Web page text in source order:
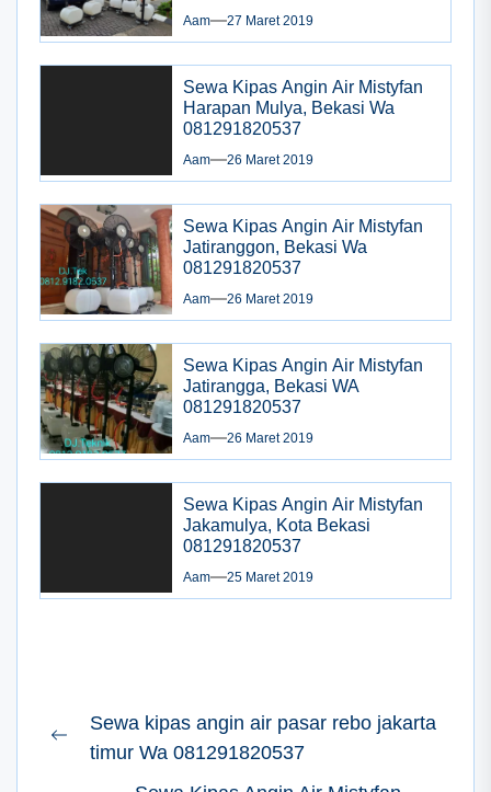
Aam 27 Maret 2019
Sewa Kipas Angin Air Mistyfan
Harapan Mulya, Bekasi Wa
081291820537
Aam 26 Maret 2019
Sewa Kipas Angin Air Mistyfan
Jatiranggon, Bekasi Wa
081291820537
Aam 26 Maret 2019
Sewa Kipas Angin Air Mistyfan
Jatirangga, Bekasi WA
081291820537
Aam 26 Maret 2019
Sewa Kipas Angin Air Mistyfan
Jakamulya, Kota Bekasi
081291820537
Aam 25 Maret 2019
Navigasi
pos
Previous
Sewa kipas angin air pasar rebo jakarta
timur Wa 081291820537